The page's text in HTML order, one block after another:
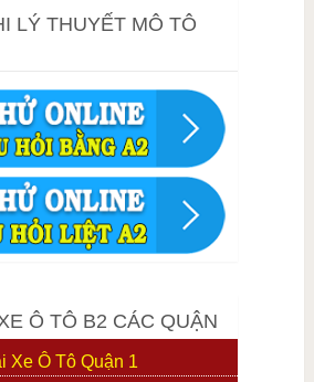
LÝ THUYẾT MÔ TÔ
Ô TÔ B2 CÁC QUẬN
Xe Ô Tô Quận 1